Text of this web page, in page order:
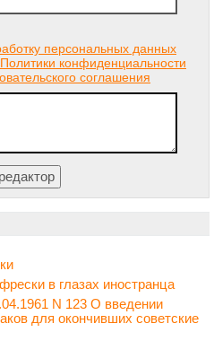
персональных данных
Политики конфиденциальности
соглашения
в глазах иностранца
N 123 О введении
для окончивших советские